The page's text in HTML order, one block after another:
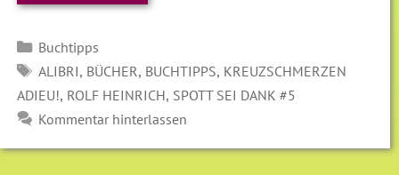
Kategorien
Buchtipps
SCHLAGWÖRTER
ALIBRI, BÜCHER, BUCHTIPPS, KREUZSCHMERZEN
ADIEU!, ROLF HEINRICH, SPOTT SEI DANK #5
Kommentar hinterlassen